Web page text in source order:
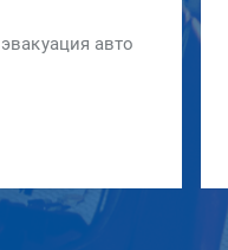
авто